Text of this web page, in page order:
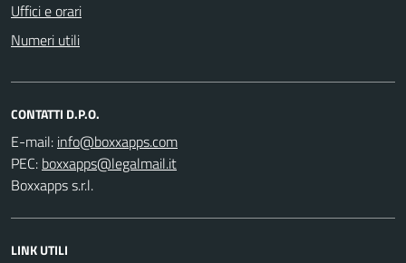
Uffici e orari
Numeri utili
CONTATTI D.P.O.
E-mail:
PEC:
Boxxapps s.r.l.
LINK UTILI